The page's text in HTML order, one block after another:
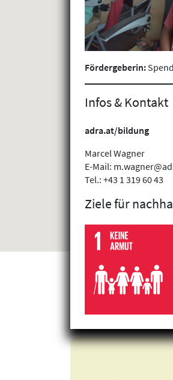
Fördergeberin:
Infos & Kontakt
adra.at/bildung
Marcel Wagner
E-Mail:
Tel.: +43 1 319 60 43
Ziele für